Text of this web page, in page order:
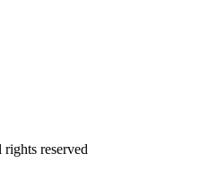
rights reserved